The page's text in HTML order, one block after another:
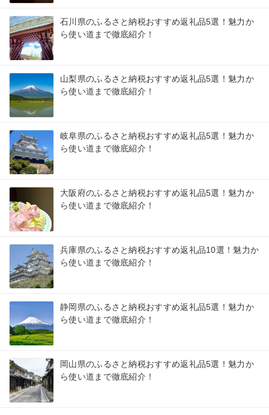
石川県のふるさと納税おすすめ返礼品5選！魅力か
ら使い道まで徹底紹介！
山梨県のふるさと納税おすすめ返礼品5選！魅力か
ら使い道まで徹底紹介！
岐阜県のふるさと納税おすすめ返礼品5選！魅力か
ら使い道まで徹底紹介！
大阪府のふるさと納税おすすめ返礼品5選！魅力か
ら使い道まで徹底紹介！
兵庫県のふるさと納税おすすめ返礼品10選！魅力か
ら使い道まで徹底紹介！
静岡県のふるさと納税おすすめ返礼品5選！魅力か
ら使い道まで徹底紹介！
岡山県のふるさと納税おすすめ返礼品5選！魅力か
ら使い道まで徹底紹介！